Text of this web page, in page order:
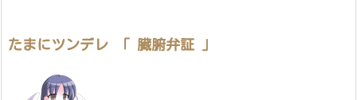
たまにツンデレ 「 臓腑弁証 」